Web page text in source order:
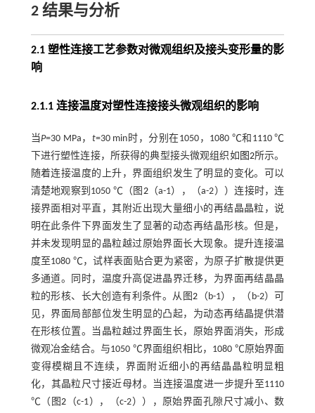
2 结果与分析
2.1 塑性连接工艺参数对微观组织及接头变形量的影
响
2.1.1 连接温度对塑性连接接头微观组织的影响
当P=30 MPa， t=30 min时，分别在1050，1080 ℃和1110 ℃
下进行塑性连接，所获得的典型接头微观组织如 图2所示。
随着连接温度的上升，界面组织发生了明显的变化。可以
清楚地观察到1050 ℃（图 2（a-1），（a-2））连接时，连
接界面相对平直，其附近出现大量细小的再结晶晶粒，说
明在此条件下界面发生了显著的动态再结晶形核。但是，
并未发现明显的晶粒越过原始界面长大现象。提升连接温
度至1080 ℃，试样表面贴合更为紧密，为原子扩散提供更
多通道。同时，温度升高促进晶界迁移，为界面再结晶晶
粒的形核、长大创造有利条件。从图2 （b-1），（b-2）可
见，界面局部部位发生明显的凸起，为动态再结晶提供潜
在形核位置。当晶粒越过界面生长，原始界面消失，形成
微观冶金结合。与1050 ℃界面组织相比，1080 ℃原始界面
变得模糊且不连续，界面附近细小的再结晶晶粒明显粗
化，其晶粒尺寸接近母材。当连接温度进一步提升至1110
℃（图2 （c-1），（c-2）），原始界面孔隙尺寸减小、数